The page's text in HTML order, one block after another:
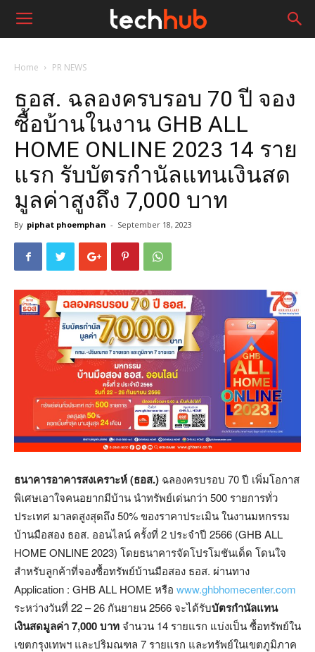
Home PR NEWS
ธอส. ฉลองครบรอบ 70 ปี จอง
ซื้อบ้านในงาน GHB ALL
HOME ONLINE 2023 14 ราย
แรก รับบัตรกำนัลแทนเงินสด
มูลค่าสูงถึง 7,000 บาท
By piphat phoemphan - September 18, 2023
ธนาคารอาคารสงเคราะห์ (ธอส.) ฉลองครบรอบ 70 ปี เพิ่มโอกาส
พิเศษเอาใจคนอยากมีบ้าน นำทรัพย์เด่นกว่า 500 รายการทั่ว
ประเทศ มาลดสูงสุดถึง 50% ของราคาประเมิน ในงานมหกรรม
บ้านมือสอง ธอส. ออนไลน์ ครั้งที่ 2 ประจำปี 2566 (GHB ALL
HOME ONLINE 2023) โดยธนาคารจัดโปรโมชันเด็ด โดนใจ
สำหรับลูกค้าที่จองซื้อทรัพย์บ้านมือสอง ธอส. ผ่านทาง
Application : GHB ALL HOME หรือ www.ghbhomecenter.com
ระหว่างวันที่ 22 – 26 กันยายน 2566 จะได้รับบัตรกำนัลแทน
เงินสดมูลค่า 7,000 บาท จำนวน 14 รายแรก แบ่งเป็น ซื้อทรัพย์ใน
เขตกรุงเทพฯ และปริมณฑล 7 รายแรก และทรัพย์ในเขตภูมิภาค